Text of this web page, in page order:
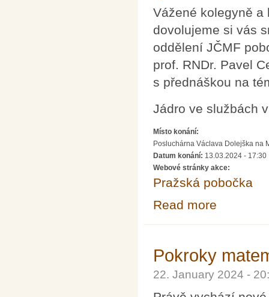
Vážené kolegyně a
dovolujeme si vás
oddělení JČMF
prof. RNDr. Pavel
s přednáškou na
Jádro ve službách
Místo konání:
Posluchárna Václava Dolejška na
Datum konání: 13.03.2024 - 17:30
Webové stránky akce:
Pražská pobočka
Read more
Pokroky
22. January 2024 -